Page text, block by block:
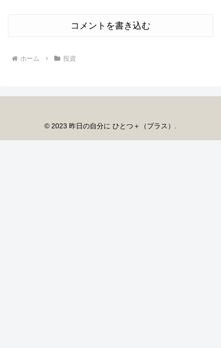
コメントを書き込む
ホーム 投資
© 2023 昨日の自分に ひとつ＋（プラス）.